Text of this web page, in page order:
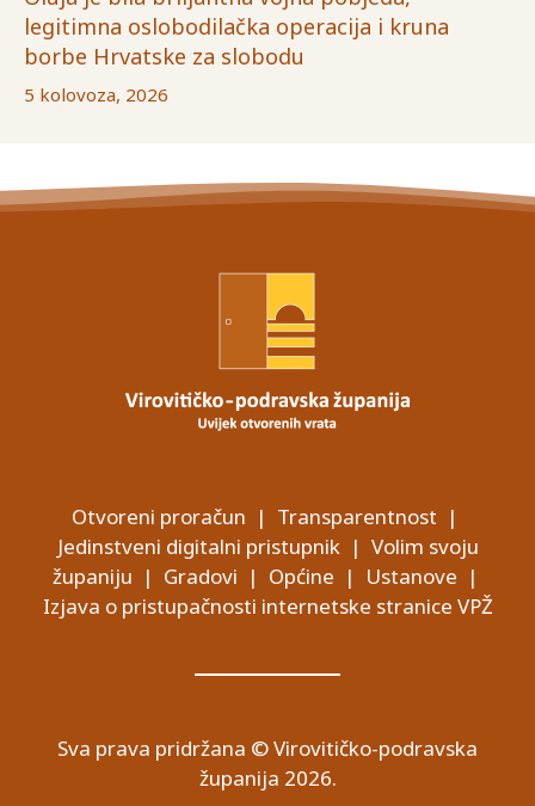
legitimna oslobodilačka operacija i kruna
borbe Hrvatske za slobodu
5 kolovoza, 2026
Otvoreni proračun | Transparentnost |
Jedinstveni digitalni pristupnik| Volim svoju
županiju | Gradovi | Općine | Ustanove |
Izjava o pristupačnosti internetske stranice VPŽ
Sva prava pridržana © Virovitičko-podravska
županija 2026.